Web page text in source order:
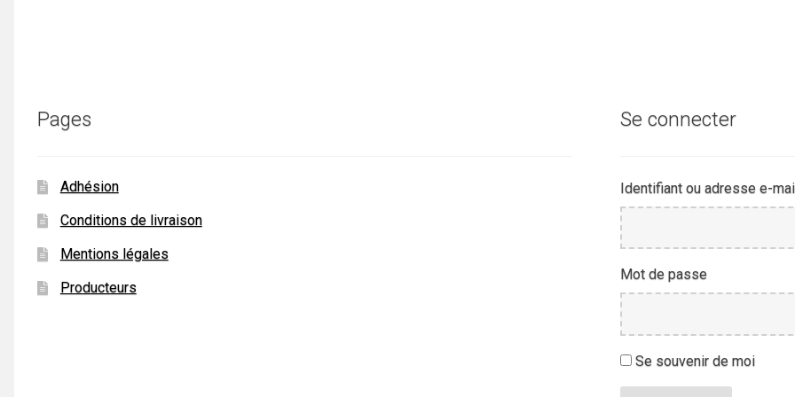
Pages
Adhésion
Conditions de livraison
Mentions légales
Producteurs
Se connecter
Identifiant ou adresse e-
Mot de passe
Se souvenir de moi